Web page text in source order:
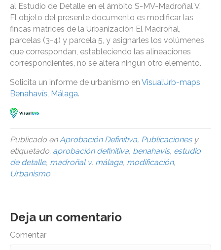
al Estudio de Detalle en el ámbito S-MV-Madroñal V.
El objeto del presente documento es modificar las
fincas matrices de la Urbanización El Madroñal,
parcelas (3-4) y parcela 5, y asignarles los volúmenes
que correspondan, estableciendo las alineaciones
correspondientes, no se altera ningún otro elemento.
Solicita un informe de urbanismo en VisualUrb-maps
Benahavís, Málaga.
Publicado en Aprobación Definitiva, Publicacionesy
etiquetado: aprobación definitiva, benahavís, estudio
de detalle, madroñal v, málaga, modificación,
Urbanismo
Deja un comentario
Comentar